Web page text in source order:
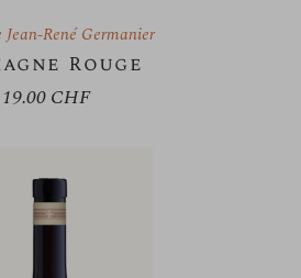
René Germanier
Rouge
19.00CHF